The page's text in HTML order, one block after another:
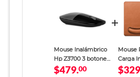
Mouse Inalámbrico
Hp Z3700 3 botones
Gris
$479.00
Mouse
Carga
Spectra